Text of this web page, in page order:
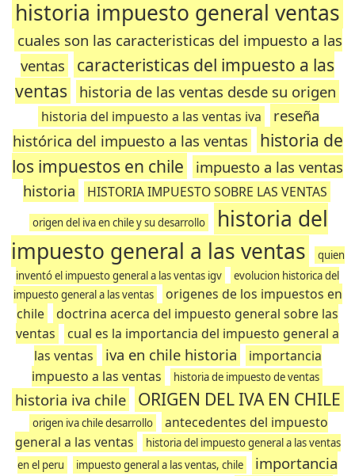
historia impuesto general ventas
cuales son las caracteristicas del impuesto a las
ventas
caracteristicas del impuesto a las
ventas
historia de las ventas desde su origen
historia del impuesto a las ventas iva
reseña
histórica del impuesto a las ventas
historia de
los impuestos en chile
impuesto a las ventas
historia
HISTORIA IMPUESTO SOBRE LAS VENTAS
origen del iva en chile y su desarrollo
historia del
impuesto general a las ventas
quien
inventó el impuesto general a las ventas igv
evolucion historica del
impuesto general a las ventas
origenes de los impuestos en
chile
doctrina acerca del impuesto general sobre las
ventas
cual es la importancia del impuesto general a
las ventas
iva en chile historia
importancia
impuesto a las ventas
historia de impuesto de ventas
historia iva chile ORIGEN DEL IVA EN CHILE
origen iva chile desarrollo
antecedentes del impuesto
general a las ventas
historia del impuesto general a las ventas
en el peru
impuesto general a las ventas, chile
importancia